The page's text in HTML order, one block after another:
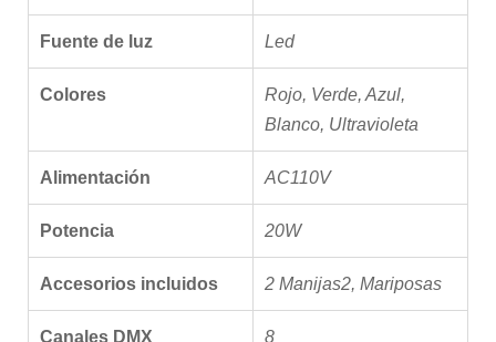
Fuente de luz Led
Colores
Rojo, Verde, Azul,
Blanco, Ultravioleta
Alimentación AC110V
Potencia 20W
Accesorios incluidos 2 Manijas2, Mariposas
Canales DMX 8